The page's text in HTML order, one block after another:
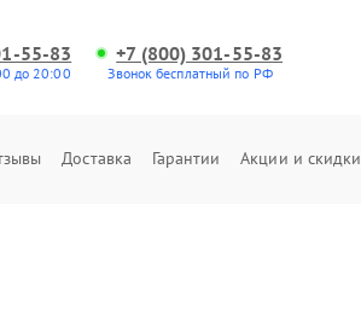
55-83
до 20:00
+7 (800) 301-55-83
Звонок бесплатный по РФ
Доставка Гарантии Акции и скидки